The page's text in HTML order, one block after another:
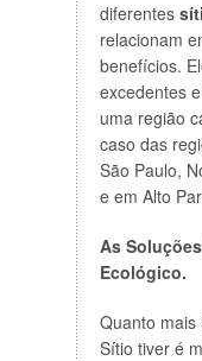
diferentes
relacionam
benefícios.
excedentes
uma região
caso das
São Paulo,
e em Alto
As
Ecológico.
Quanto mais
Sítio tiver é